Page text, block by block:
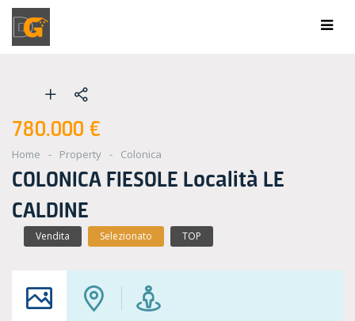
780.000 €
Home Property Colonica
COLONICA FIESOLE Località LE
CALDINE
Vendita Selezionato TOP